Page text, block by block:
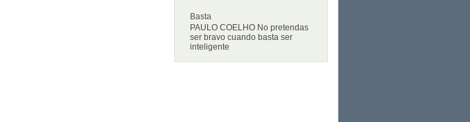
Basta
PAULO COELHO No pretendas
ser bravo cuando basta ser
inteligente